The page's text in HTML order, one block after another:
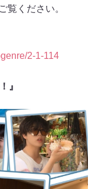
覧ください。
2-1-114
』